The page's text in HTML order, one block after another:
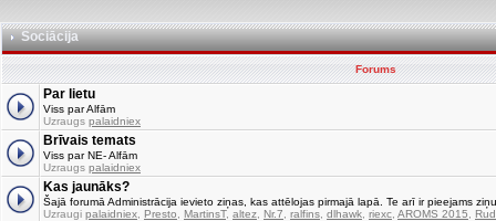
Sociācija
Forums
Par lietu
Viss par Alfām
Uzraugs palaidniex
Brīvais temats
Viss par NE- Alfām
Uzraugs palaidniex
Kas jaunāks?
Šajā forumā Administrācija ievieto ziņas, kas attēlojas pirmajā lapā. Te arī ir pieejams
Uzraugi palaidniex Presto MartinsT, altez Nr.7 ralfins dlhawk riexc AROMS 2015